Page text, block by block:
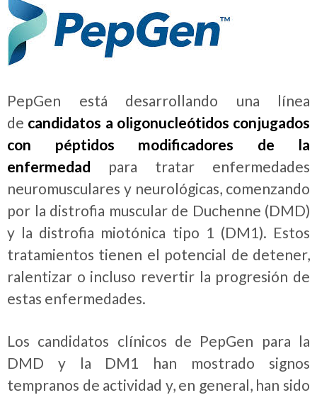
PepGen está desarrollando una línea
de candidatos a oligonucleótidos conjugados
con péptidos modificadores de la
enfermedad para tratar enfermedades
neuromusculares y neurológicas, comenzando
por la distrofia muscular de Duchenne (DMD)
y la distrofia miotónica tipo 1 (DM1). Estos
tratamientos tienen el potencial de detener,
ralentizar o incluso revertir la progresión de
estas enfermedades.
Los candidatos clínicos de PepGen para la
DMD y la DM1 han mostrado signos
tempranos de actividad y, en general, han sido